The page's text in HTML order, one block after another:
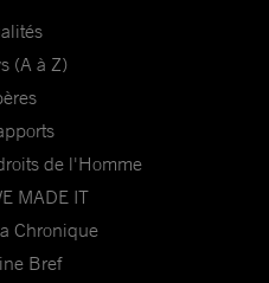
(A à Z)
de l'Homme
MADE IT
Chronique
Bref